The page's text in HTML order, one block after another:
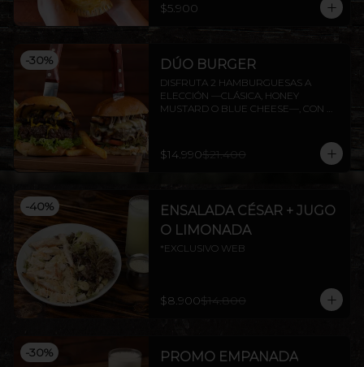
$5.900
-30% DÚO BURGER
DISFRUTA 2 HAMBURGUESAS A
ELECCIÓN —CLÁSICA, HONEY
MUSTARD O BLUE CHEESE—, CON
$14.990$21.400
-40%
ENSALADA CÉSAR + JUGO
O LIMONADA
*EXCLUSIVO WEB
$8.900$14.800
-30% PROMO EMPANADA